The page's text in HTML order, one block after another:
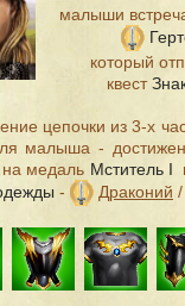
малыши
который
квест
цепочки из 3-х
малыша -
на медаль Мститель I
- Драконий /